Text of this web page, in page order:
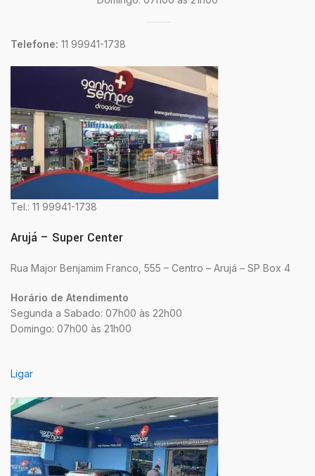
Telefone: 11 99941-1738
Tel.: 11 99941-1738
Arujá – Super Center
Rua Major Benjamim Franco, 555 – Centro – Arujá – SP Box 4
Horário de Atendimento
Segunda a Sabado: 07h00 às 22h00
Domingo: 07h00 às 21h00
Ligar